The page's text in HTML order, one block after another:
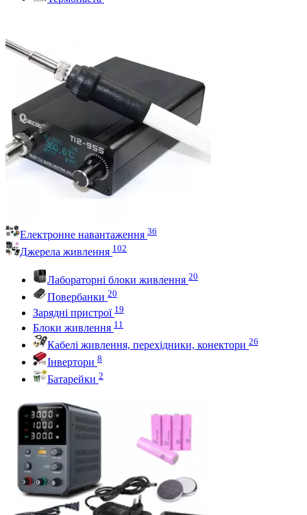
Електронне навантаження 36
Джерела живлення 102
Лабораторні блоки живлення 20
Повербанки 20
Зарядні пристрої 19
Блоки живлення 11
Кабелі живлення, перехідники, конектори 26
Інвертори 8
Батарейки 2